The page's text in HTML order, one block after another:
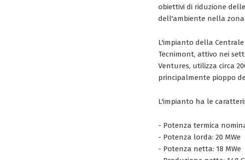
obiettivi di riduzione
dell'ambiente nella
L'impianto della
Tecnimont, attivo nei
Ventures, utilizza circa
principalmente pioppo
L'impianto ha le
- Potenza termica
- Potenza lorda: 20 MWe
- Potenza netta: 18 MWe